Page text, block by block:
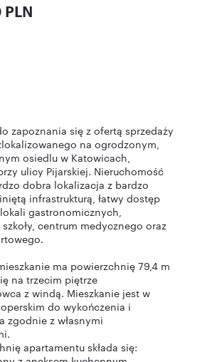
zapoznania się z ofertą sprzedaży
na ogrodzonym,
osiedlu w Katowicach,
ulicy Pijarskiej. Nieruchomość
dobra lokalizacja z bardzo
infrastrukturą, łatwy dostęp
gastronomicznych,
centrum medycznego oraz
ma powierzchnię 79,4 m
na trzecim piętrze
z windą. Mieszkanie jest w
do wykończenia i
zgodnie z własnymi
apartamentu składa się: